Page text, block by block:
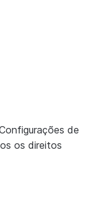
de
os direitos